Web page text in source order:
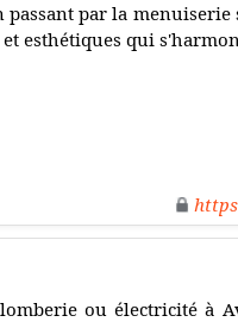
passant par la
esthétiques qui
https
ou électricité à